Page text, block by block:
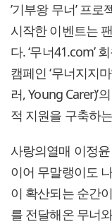
’기부왕 무너’ 프
시작한 이벤트는
다. ‘무너41.com’
캠페인 ‘무너지지
러, Young Carer)’
적 지원을 구축하
사랑의열매 이정
이어 무말랭이도
이 확산되는 순간
를 전달해온 무너